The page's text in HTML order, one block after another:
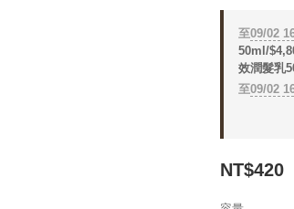
至09/02
50ml/
效潤髮乳
至09/02
NT$420